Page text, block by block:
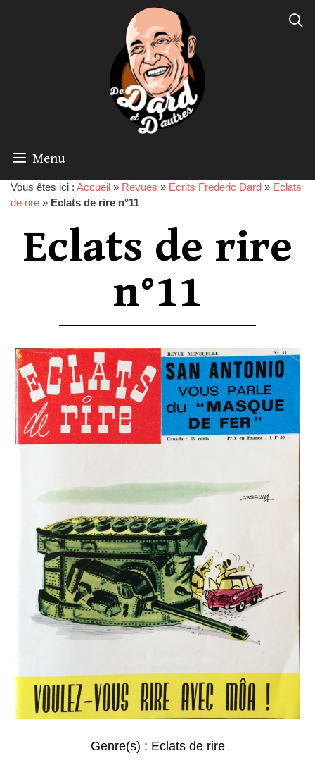
Menu
Vous êtes ici : Accueil » Revues » Ecrits Frederic Dard » Eclats
de rire » Eclats de rire n°11
Eclats de rire
n°11
Genre(s) : Eclats de rire